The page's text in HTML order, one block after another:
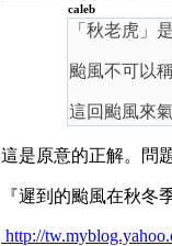
caleb
「秋老虎」
颱風不可以
這回颱風來
這是原意的正解。問
『遲到的颱風在秋冬
http://